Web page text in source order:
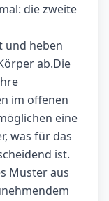
die zweite
und heben
ab.Die
im offenen
eine
was für das
ist.
Muster aus